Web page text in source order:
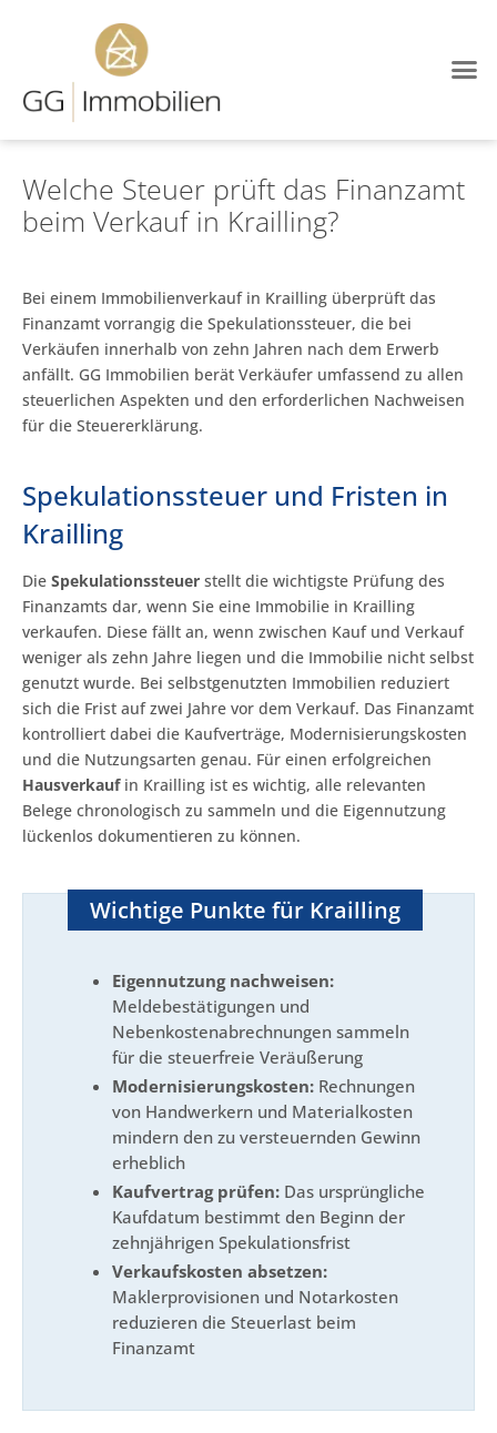
Welche Steuer prüft das Finanzamt
beim Verkauf in Krailling?
Bei einem Immobilienverkauf in Krailling überprüft das
Finanzamt vorrangig die Spekulationssteuer, die bei
Verkäufen innerhalb von zehn Jahren nach dem Erwerb
anfällt. GG Immobilien berät Verkäufer umfassend zu allen
steuerlichen Aspekten und den erforderlichen Nachweisen
für die Steuererklärung.
Spekulationssteuer und Fristen in
Krailling
Die Spekulationssteuer stellt die wichtigste Prüfung des
Finanzamts dar, wenn Sie eine Immobilie in Krailling
verkaufen. Diese fällt an, wenn zwischen Kauf und Verkauf
weniger als zehn Jahre liegen und die Immobilie nicht selbst
genutzt wurde. Bei selbstgenutzten Immobilien reduziert
sich die Frist auf zwei Jahre vor dem Verkauf. Das Finanzamt
kontrolliert dabei die Kaufverträge, Modernisierungskosten
und die Nutzungsarten genau. Für einen erfolgreichen
Hausverkaufin Krailling ist es wichtig, alle relevanten
Belege chronologisch zu sammeln und die Eigennutzung
lückenlos dokumentieren zu können.
Wichtige Punkte für Krailling
Eigennutzung nachweisen:
Meldebestätigungen und
Nebenkostenabrechnungen sammeln
für die steuerfreie Veräußerung
Modernisierungskosten: Rechnungen
von Handwerkern und Materialkosten
mindern den zu versteuernden Gewinn
erheblich
Kaufvertrag prüfen: Das ursprüngliche
Kaufdatum bestimmt den Beginn der
zehnjährigen Spekulationsfrist
Verkaufskosten absetzen:
Maklerprovisionen und Notarkosten
reduzieren die Steuerlast beim
Finanzamt